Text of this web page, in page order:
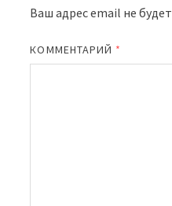
Ваш адрес email не
КОММЕНТАРИЙ *